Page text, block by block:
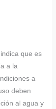
que es
a la
a
deben
al agua y